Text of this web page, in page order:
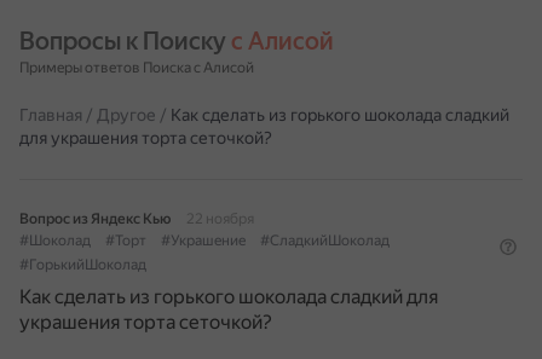
Вопросы к Поиску с Алисой
Примеры ответов Поиска с Алисой
Главная / Другое / Как сделать из горького шоколада сладкий
для украшения торта сеточкой?
Вопрос из Яндекс Кью
22 ноября
#Шоколад
#Торт #Украшение
#СладкийШоколад
#ГорькийШоколад
Как сделать из горького шоколада сладкий для
украшения торта сеточкой?